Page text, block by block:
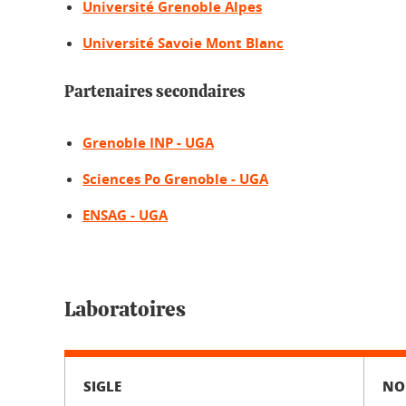
Université Grenoble Alpes
Université Savoie Mont Blanc
Partenaires secondaires
Grenoble INP - UGA
Sciences Po Grenoble - UGA
ENSAG - UGA
Laboratoires
SIGLE